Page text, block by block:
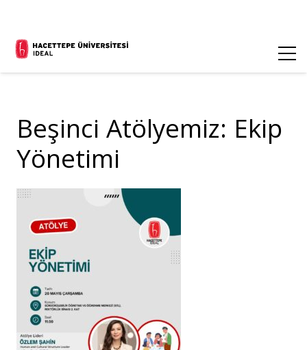
Beşinci Atölyemiz: Ekip
Yönetimi